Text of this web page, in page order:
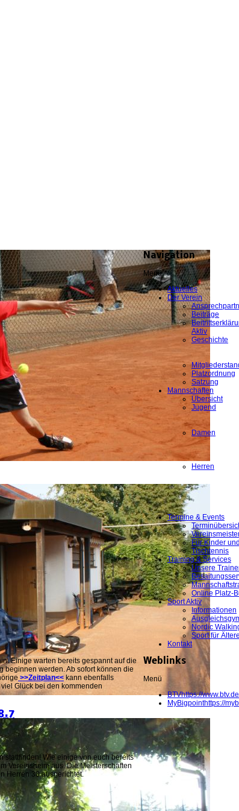
Einige warten bereits gespannt auf die
beginnen werden. Ab sofort können die
>>Zeitplan<< kann ebenfalls
Glück bei den kommenden
stattfinden! Wie einige von euch bereits
Vereinsheim aus. Die Meisterschaften
Herren 30 ausgerichtet.
Navigation
Menü
Aktuelles
Der Verein
Beiträge
Aktiv
Geschichte
Platzordnung
Satzung
Mannschaften
Übersicht
Jugend
Damen
Herren
Termine & Events
Für Kinder
Tischtennis
Training & Services
Unsere
Online Platz-
Sport Aktiv
Informationen
Nordic
Sport für Ältere
Kontakt
Weblinks
Menü
BTVhttps://
MyBigpointhttps://